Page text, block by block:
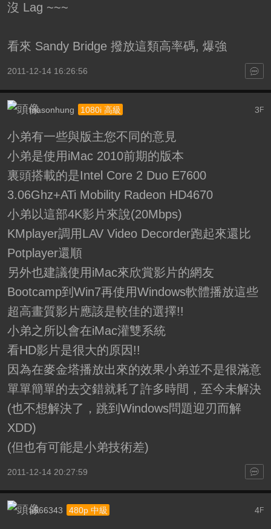
沒 Lag ~~~
看來 Sandy Bridge 撥放這類高率碼, 爆強
2011-12-14 16:26:56
3F
masonhung 1080i 高級
小弟有一些與版主您不同的意見
小弟是使用iMac 2010前期的版本
裏頭搭載的是Intel Core 2 Duo E7600
3.06Ghz+ATi Mobility Radeon HD4670
小弟以這部4K影片來說(20Mbps)
KMplayer調用LAV Video Decorder跑起來還比
Potplayer還順
另外也建議使用iMac來欣賞影片的網友
Bootcamp到Win7再使用Windows軟體播放這些
超高畫質影片應該是較佳的選擇!!
小弟之所以會在iMac灌雙系統
看HD影片是很大的原因!!
因為在麥金塔播放出來的效果小弟並不是很滿意
單單簡單的去交錯就耗了許多時間，至今未解決
(也不想解決了，跳到Windows問題迎刃而解
XDD)
(但也有可能是小弟技術差)
2011-12-14 20:27:59
4F
a566343 480p 中級